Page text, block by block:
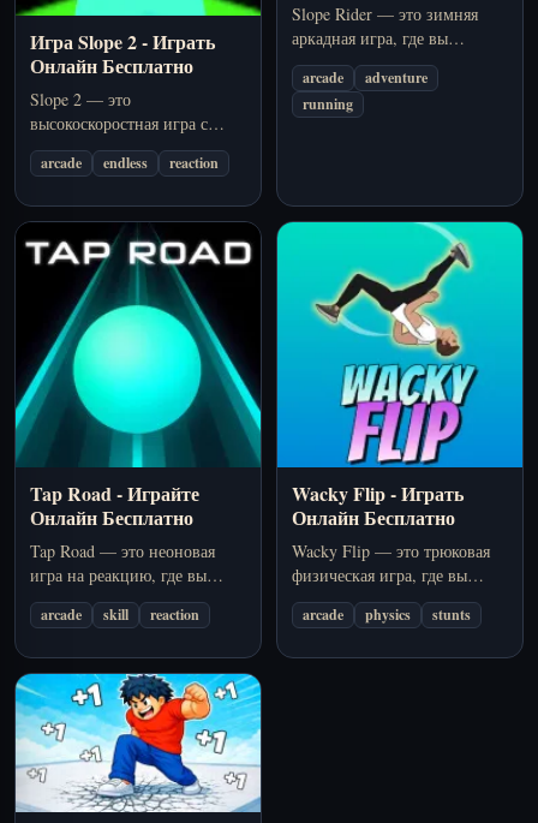
Игра Slope 2 - Играть
Онлайн Бесплатно
Slope 2 — это
высокоскоростная игра с
мячом, где вы держитесь на
неоновых дорожках,
препятствий и реагируете на
более крутые повороты и
быстрые преграды, чем
раньше.
arcade endless reaction
Slope Rider — это зимняя
аркадная игра, где вы
управляете санями по
заснеженным склонам,
уклоняетесь от препятствий
arcade
adventure
running
Tap Road - Играйте
Онлайн Бесплатно
Tap Road — это неоновая
игра на реакцию, где вы
переключаете полосы,
уклоняетесь от препятствий
на бесконечной трассе.
arcade skill reaction
Wacky Flip - Играть
Онлайн Бесплатно
Wacky Flip — это трюковая
физическая игра, где вы
запускаете героя в прыжок,
вращаете его в воздухе и
arcade physics stunts